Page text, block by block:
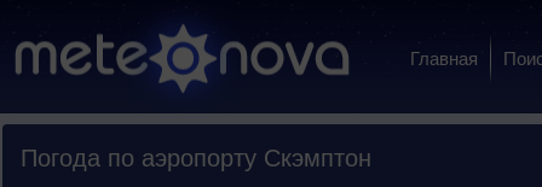
Главная
Погода по аэропорту Скэмптон